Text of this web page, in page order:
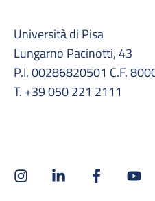
Università di Pisa
Lungarno Pacinotti, 43
P.I. 00286820501 C.F.
T. +39 050 221 2111